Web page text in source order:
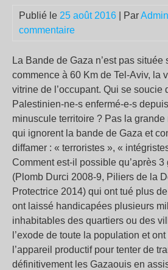
Publié le 25 août 2016 | Par
commentaire
La Bande de Gaza n’est pas
commence à 60 Km de Tel-Aviv, la
vitrine de l’occupant. Qui se soucie
Palestinien-ne-s enfermé-e-s
minuscule territoire ? Pas la
qui ignorent la bande de Gaza et
diffamer : « terroristes », «
Comment est-il possible qu’après
(Plomb Durci 2008-9, Piliers de la
Protectrice 2014) qui ont tué plus
ont laissé handicapées plusieurs
inhabitables des quartiers ou des
l’exode de toute la population et
l’appareil productif pour tenter de
définitivement les Gazaouis en